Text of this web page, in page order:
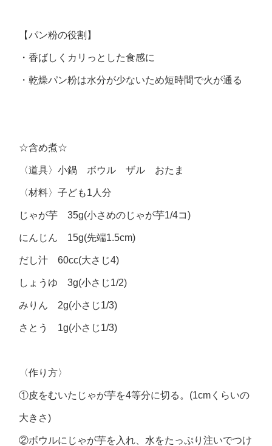
【パン粉の役割】
・香ばしくカリっとした食感に
・乾燥パン粉は水分が少ないため短時間で火が通る
☆含め煮☆
〈道具〉小鍋 ボウル ザル おたま
〈材料〉子ども1人分
じゃが芋 35g(小さめのじゃが芋1/4コ)
にんじん 15g(先端1.5cm)
だし汁 60cc(大さじ4)
しょうゆ 3g(小さじ1/2)
みりん 2g(小さじ1/3)
さとう 1g(小さじ1/3)
〈作り方〉
①皮をむいたじゃが芋を4等分に切る。(1cmくらいの
大きさ)
②ボウルにじゃが芋を入れ、水をたっぷり注いでつけ